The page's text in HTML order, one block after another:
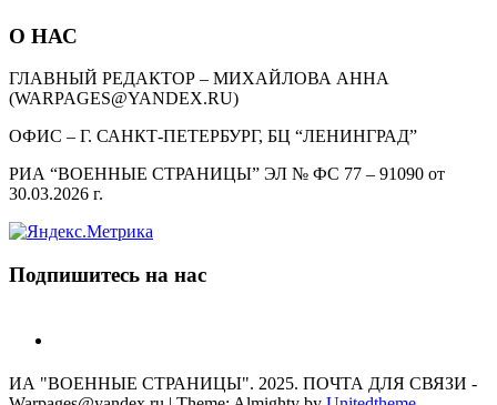
О НАС
ГЛАВНЫЙ РЕДАКТОР – МИХАЙЛОВА АННА
(WARPAGES@YANDEX.RU)
ОФИС – Г. САНКТ-ПЕТЕРБУРГ, БЦ “ЛЕНИНГРАД”
РИА “ВОЕННЫЕ СТРАНИЦЫ” ЭЛ № ФС 77 – 91090 от
30.03.2026 г.
Подпишитесь на нас
ИА "ВОЕННЫЕ СТРАНИЦЫ". 2025. ПОЧТА ДЛЯ СВЯЗИ -